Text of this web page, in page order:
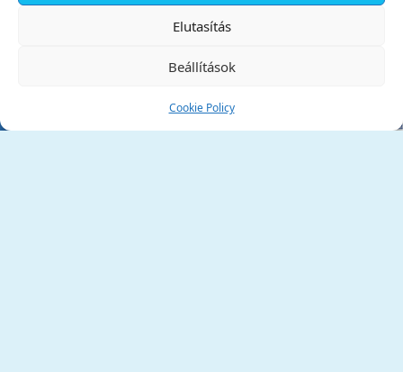
Elutasítás
Beállítások
Cookie Policy
Tata Város Önkormányzata
✕